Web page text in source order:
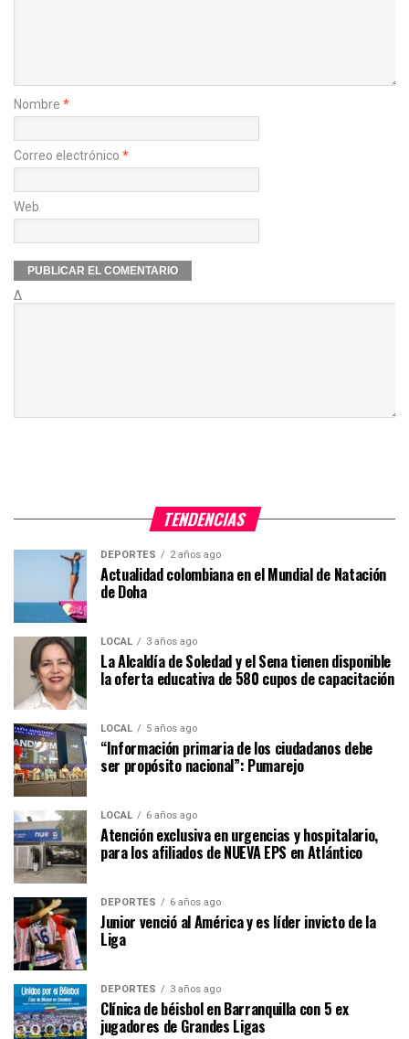
Nombre *
Correo electrónico *
Web
Δ
TENDENCIAS
DEPORTES 2 años ago
Actualidad colombiana en el Mundial de Natación
de Doha
LOCAL 3 años ago
La Alcaldía de Soledad y el Sena tienen disponible
la oferta educativa de 580 cupos de capacitación
LOCAL 5 años ago
“Información primaria de los ciudadanos debe
ser propósito nacional”: Pumarejo
LOCAL 6 años ago
Atención exclusiva en urgencias y hospitalario,
para los afiliados de NUEVA EPS en Atlántico
DEPORTES 6 años ago
Junior venció al América y es líder invicto de la
Liga
DEPORTES 3 años ago
Clínica de béisbol en Barranquilla con 5 ex
jugadores de Grandes Ligas